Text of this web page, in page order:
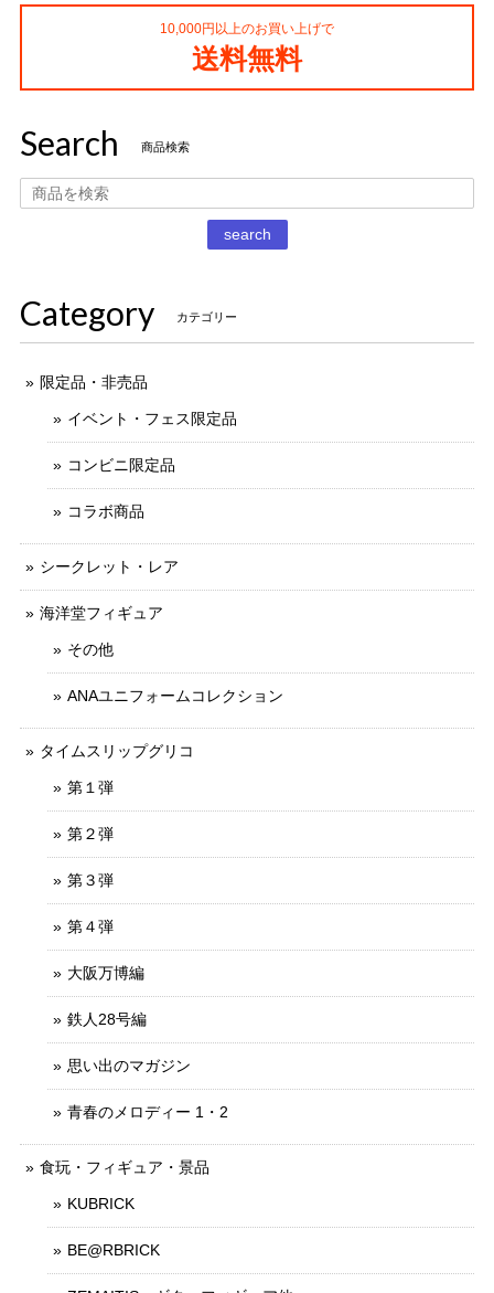
2021/11/13
丁寧な梱包で本日受け取りました。 だるまストーブ探してた
のでとても嬉しいです 扇風機もブタの蚊取り線香も可愛いで
10,000円以上のお買い上げで
送料無料
Search 商品検索
search
Category カテゴリー
限定品・非売品
イベント・フェス限定品
コンビニ限定品
コラボ商品
シークレット・レア
海洋堂フィギュア
その他
ANAユニフォームコレクション
タイムスリップグリコ
第１弾
第２弾
第３弾
第４弾
大阪万博編
鉄人28号編
思い出のマガジン
青春のメロディー 1・2
食玩・フィギュア・景品
KUBRICK
BE@RBRICK